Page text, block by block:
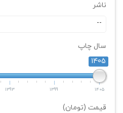
ناشر
--
سال چاپ
1405
1393 1399 1405
قیمت (تومان)